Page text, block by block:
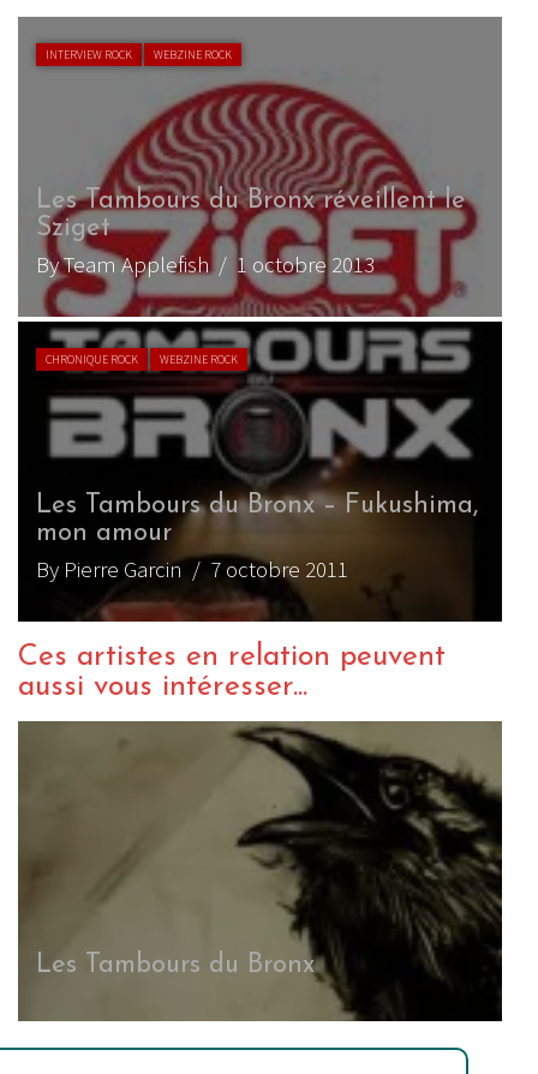
INTERVIEW ROCK WEBZINE ROCK
Les Tambours du Bronx réveillent le
Sziget
By Team Applefish/ 1 octobre 2013
CHRONIQUE ROCK WEBZINE ROCK
Les Tambours du Bronx – Fukushima,
mon amour
By Pierre Garcin/ 7 octobre 2011
Ces artistes en relation peuvent
aussi vous intéresser...
Les Tambours du Bronx